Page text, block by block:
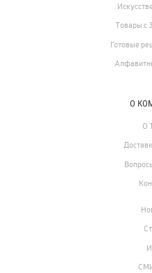
Товары с
Готовые
О
О